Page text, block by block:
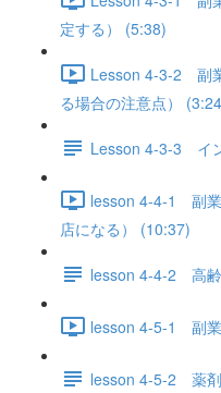
定する） (5:38)
Lesson 4-3-2 副
る場合の注意点）
Lesson 4-3-3 イ
lesson 4-4-1 副業
店になる） (10:37)
lesson 4-4-2 高齢
lesson 4-5-1 副業
lesson 4-5-2 薬